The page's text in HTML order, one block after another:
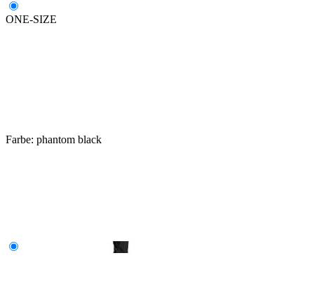
ONE-SIZE
Farbe: phantom black